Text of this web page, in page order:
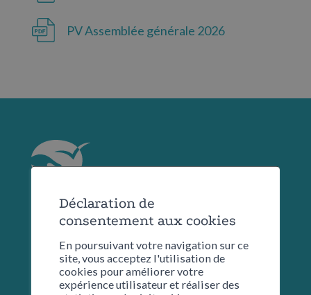
PV Assemblée générale 2026
Restons en contact
Déclaration de
consentement aux cookies
En poursuivant votre navigation sur ce
site, vous acceptez l'utilisation de
cookies pour améliorer votre
expérience utilisateur et réaliser des